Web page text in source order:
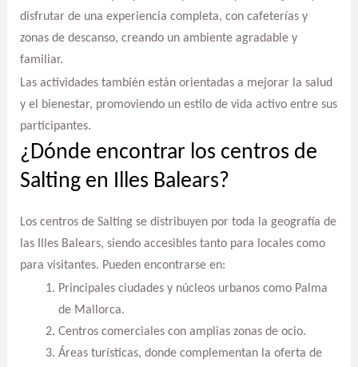
disfrutar de una experiencia completa, con cafeterías y
zonas de descanso, creando un ambiente agradable y
familiar.
Las actividades también están orientadas a mejorar la salud
y el bienestar, promoviendo un estilo de vida activo entre sus
participantes.
¿Dónde encontrar los centros de
Salting en Illes Balears?
Los centros de Salting se distribuyen por toda la geografía de
las Illes Balears, siendo accesibles tanto para locales como
para visitantes. Pueden encontrarse en:
Principales ciudades y núcleos urbanos como Palma
de Mallorca.
Centros comerciales con amplias zonas de ocio.
Áreas turísticas, donde complementan la oferta de